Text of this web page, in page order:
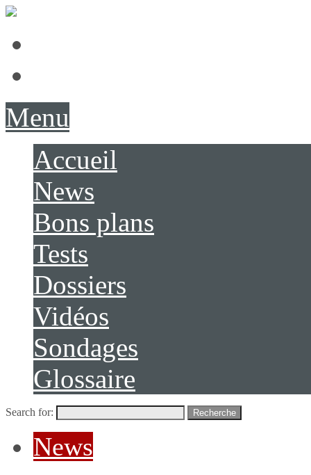
Menu
Accueil
News
Bons plans
Tests
Dossiers
Vidéos
Sondages
Glossaire
Search for: Recherche
News